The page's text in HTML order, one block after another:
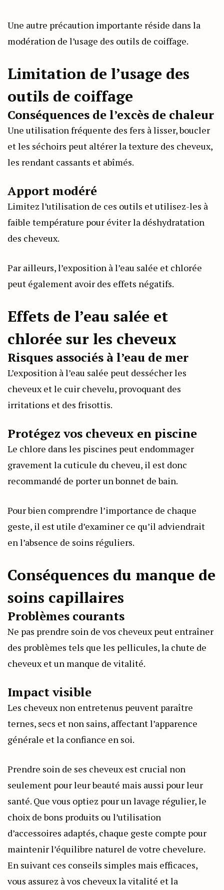
Une autre précaution importante réside dans la
modération de l’usage des outils de coiffage.
Limitation de l’usage des
outils de coiffage
Conséquences de l’excès de chaleur
Une utilisation fréquente des fers à lisser, boucler
et les séchoirs peut altérer la texture des cheveux,
les rendant cassants et abîmés.
Apport modéré
Limitez l’utilisation de ces outils et utilisez-les à
faible température pour éviter la déshydratation
des cheveux.
Par ailleurs, l’exposition à l’eau salée et chlorée
peut également avoir des effets négatifs.
Effets de l’eau salée et
chlorée sur les cheveux
Risques associés à l’eau de mer
L’exposition à l’eau salée peut dessécher les
cheveux et le cuir chevelu, provoquant des
irritations et des frisottis.
Protégez vos cheveux en piscine
Le chlore dans les piscines peut endommager
gravement la cuticule du cheveu, il est donc
recommandé de porter un bonnet de bain.
Pour bien comprendre l’importance de chaque
geste, il est utile d’examiner ce qu’il adviendrait
en l’absence de soins réguliers.
Conséquences du manque de
soins capillaires
Problèmes courants
Ne pas prendre soin de vos cheveux peut entraîner
des problèmes tels que les pellicules, la chute de
cheveux et un manque de vitalité.
Impact visible
Les cheveux non entretenus peuvent paraître
ternes, secs et non sains, affectant l’apparence
générale et la confiance en soi.
Prendre soin de ses cheveux est crucial non
seulement pour leur beauté mais aussi pour leur
santé. Que vous optiez pour un lavage régulier, le
choix de bons produits ou l’utilisation
d’accessoires adaptés, chaque geste compte pour
maintenir l’équilibre naturel de votre chevelure.
En suivant ces conseils simples mais efficaces,
vous assurez à vos cheveux la vitalité et la